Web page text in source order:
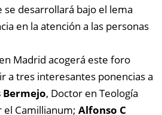
se desarrollará bajo el lema
en la atención a las personas
Madrid acogerá este foro
a tres interesantes ponencias a
Bermejo, Doctor en Teología
el Camillianum; Alfonso C